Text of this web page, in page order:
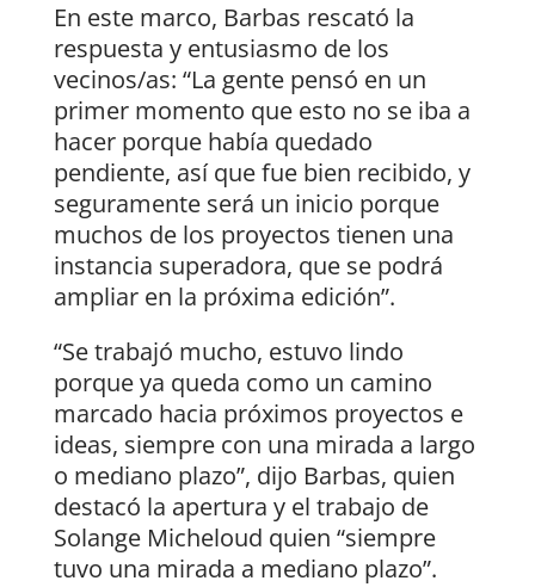
En este marco, Barbas rescató la
respuesta y entusiasmo de los
vecinos/as: “La gente pensó en un
primer momento que esto no se iba a
hacer porque había quedado
pendiente, así que fue bien recibido, y
seguramente será un inicio porque
muchos de los proyectos tienen una
instancia superadora, que se podrá
ampliar en la próxima edición”.
“Se trabajó mucho, estuvo lindo
porque ya queda como un camino
marcado hacia próximos proyectos e
ideas, siempre con una mirada a largo
o mediano plazo”, dijo Barbas, quien
destacó la apertura y el trabajo de
Solange Micheloud quien “siempre
tuvo una mirada a mediano plazo”.